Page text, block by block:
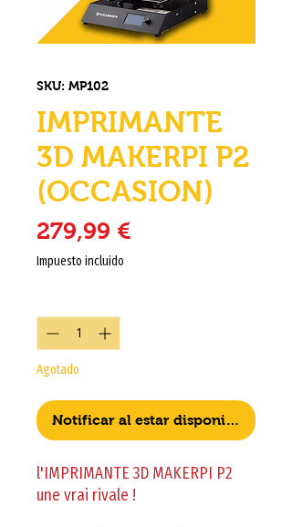
SKU: MP102
IMPRIMANTE
3D MAKERPI P2
(OCCASION)
279,99 €
Impuesto incluido
Agotado
Notificar al estar disponible
l'IMPRIMANTE 3D MAKERPI P2
une vrai rivale !